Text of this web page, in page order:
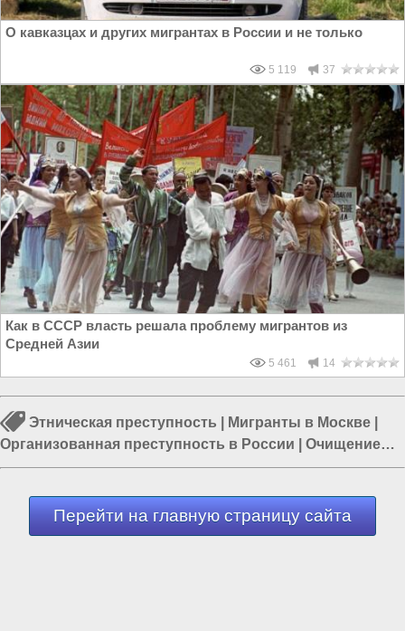
О кавказцах и других мигрантах в России и не только
5 119 37
Как в СССР власть решала проблему мигрантов из
Средней Азии
5 461 14
Этническая преступность Мигранты в Москве
Организованная преступность в России
Очищение
России|Россия и Евразия|Власть в РФ|Борьба с
Перейти на главную страницу сайта